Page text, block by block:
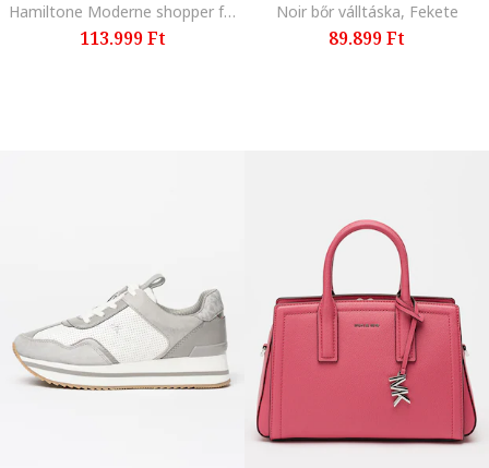
Hamiltone Moderne shopper fazonú bőrtáska, Karamellbarna
113.999 Ft
Noir bőr válltáska, Fekete
89.899 Ft